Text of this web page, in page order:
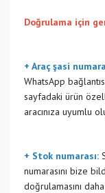
Doğrulama için
+ Araç şasi
WhatsApp
sayfadaki ürün
aracınıza uyumlu
+ Stok numarası:
numarasını bize
doğrulamasını